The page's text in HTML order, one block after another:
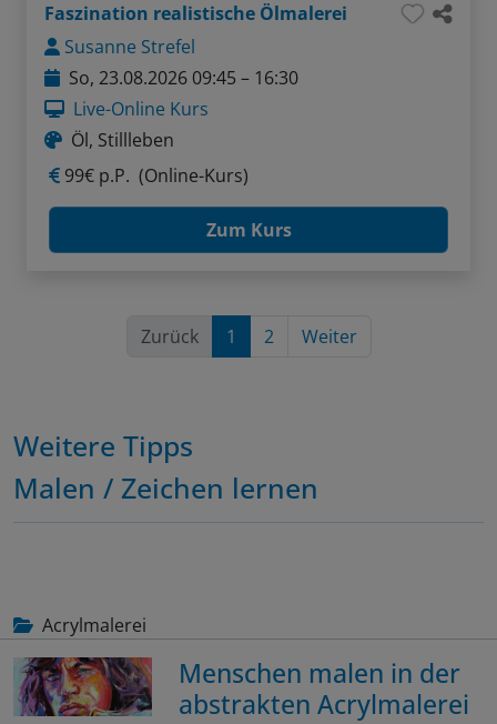
Faszination realistische Ölmalerei
Susanne Strefel
So, 23.08.2026 09:45 – 16:30
Live-Online Kurs
Öl, Stillleben
99€ p.P. (Online-Kurs)
Zum Kurs
Zurück 1 2 Weiter
Weitere Tipps
Malen / Zeichen lernen
Acrylmalerei
Menschen malen in der
abstrakten Acrylmalerei